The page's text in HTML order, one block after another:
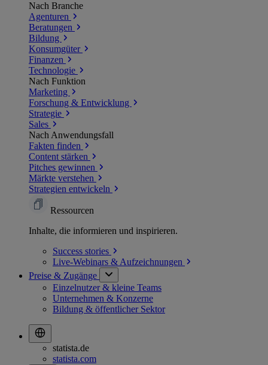
Nach Branche
Agenturen
Beratungen
Bildung
Konsumgüter
Finanzen
Technologie
Nach Funktion
Marketing
Forschung & Entwicklung
Strategie
Sales
Nach Anwendungsfall
Fakten finden
Content stärken
Pitches gewinnen
Märkte verstehen
Strategien entwickeln
Ressourcen
Inhalte, die informieren und inspirieren.
Success stories
Live-Webinars & Aufzeichnungen
Preise & Zugänge
Einzelnutzer & kleine Teams
Unternehmen & Konzerne
Bildung & öffentlicher Sektor
statista.de
statista.com